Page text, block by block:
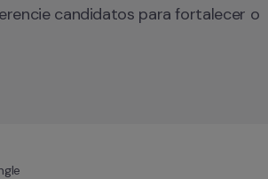
candidatos para fortalecer o